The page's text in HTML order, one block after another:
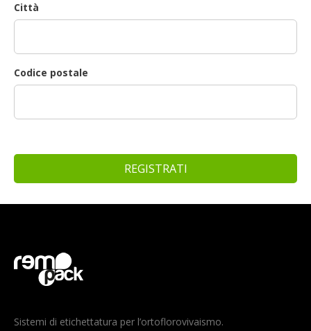
Città
Codice postale
REGISTRATI
Sistemi di etichettatura per l’ortoflorovivaismo.